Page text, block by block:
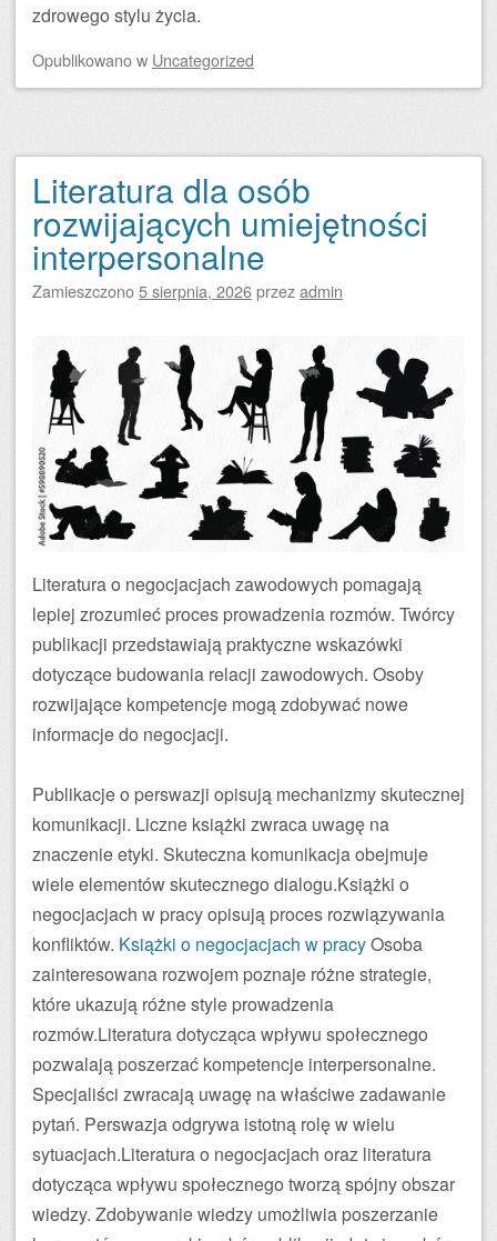
zdrowego stylu życia.
Opublikowanow Uncategorized
Literatura dla osób
rozwijających umiejętności
interpersonalne
Zamieszczono5 sierpnia, 2026przezadmin
Literatura o negocjacjach zawodowych pomagają
lepiej zrozumieć proces prowadzenia rozmów. Twórcy
publikacji przedstawiają praktyczne wskazówki
dotyczące budowania relacji zawodowych. Osoby
rozwijające kompetencje mogą zdobywać nowe
informacje do negocjacji.
Publikacje o perswazji opisują mechanizmy skutecznej
komunikacji. Liczne książki zwraca uwagę na
znaczenie etyki. Skuteczna komunikacja obejmuje
wiele elementów skutecznego dialogu.Książki o
negocjacjach w pracy opisują proces rozwiązywania
konfliktów. Książki o negocjacjach w pracyOsoba
zainteresowana rozwojem poznaje różne strategie,
które ukazują różne style prowadzenia
rozmów.Literatura dotycząca wpływu społecznego
pozwalają poszerzać kompetencje interpersonalne.
Specjaliści zwracają uwagę na właściwe zadawanie
pytań. Perswazja odgrywa istotną rolę w wielu
sytuacjach.Literatura o negocjacjach oraz literatura
dotycząca wpływu społecznego tworzą spójny obszar
wiedzy. Zdobywanie wiedzy umożliwia poszerzanie